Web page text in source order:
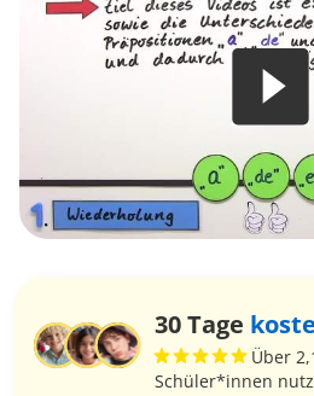
30 Tage
Über
Schüler*innen